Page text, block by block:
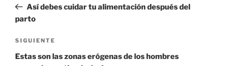
entradas
anterior:
Así debes cuidar tu alimentación después del
parto
Siguiente
entrada
SIGUIENTE
Estas son las zonas erógenas de los hombres